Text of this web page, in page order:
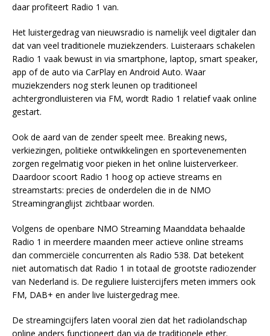
daar profiteert Radio 1 van.
Het luistergedrag van nieuwsradio is namelijk veel digitaler dan
dat van veel traditionele muziekzenders. Luisteraars schakelen
Radio 1 vaak bewust in via smartphone, laptop, smart speaker,
app of de auto via CarPlay en Android Auto. Waar
muziekzenders nog sterk leunen op traditioneel
achtergrondluisteren via FM, wordt Radio 1 relatief vaak online
gestart.
Ook de aard van de zender speelt mee. Breaking news,
verkiezingen, politieke ontwikkelingen en sportevenementen
zorgen regelmatig voor pieken in het online luisterverkeer.
Daardoor scoort Radio 1 hoog op actieve streams en
streamstarts: precies de onderdelen die in de NMO
Streamingranglijst zichtbaar worden.
Volgens de openbare NMO Streaming Maanddata behaalde
Radio 1 in meerdere maanden meer actieve online streams
dan commerciële concurrenten als Radio 538. Dat betekent
niet automatisch dat Radio 1 in totaal de grootste radiozender
van Nederland is. De reguliere luistercijfers meten immers ook
FM, DAB+ en ander live luistergedrag mee.
De streamingcijfers laten vooral zien dat het radiolandschap
online anders functioneert dan via de traditionele ether.